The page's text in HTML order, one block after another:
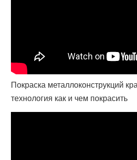
Покраска металлоконструкций
технология как и чем покрасить